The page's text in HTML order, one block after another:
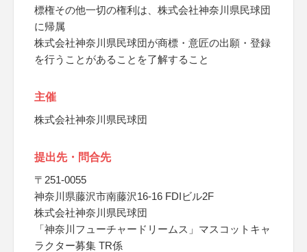
標権その他一切の権利は、株式会社神奈川県民球団
に帰属
株式会社神奈川県民球団が商標・意匠の出願・登録
を行うことがあることを了解すること
主催
株式会社神奈川県民球団
提出先・問合先
〒251-0055
神奈川県藤沢市南藤沢16-16 FDIビル2F
株式会社神奈川県民球団
「神奈川フューチャードリームス」マスコットキャ
ラクター募集 TR係